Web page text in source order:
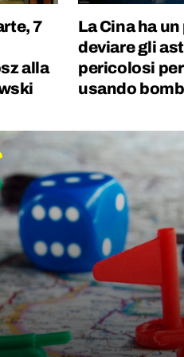
7
alla
La Cina ha
deviare gli
pericolosi per
usando